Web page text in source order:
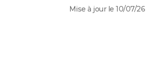
Mise à jour le 10/07/26